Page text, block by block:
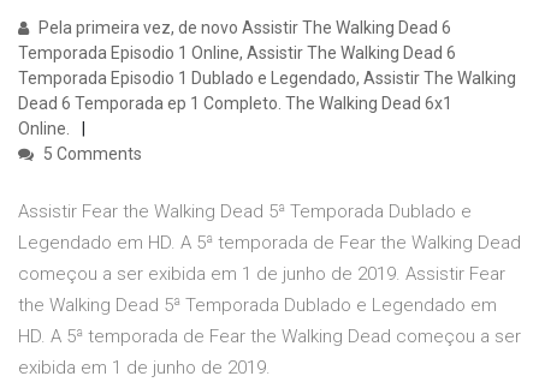
Pela primeira vez, de novo Assistir The Walking Dead 6
Temporada Episodio 1 Online, Assistir The Walking Dead 6
Temporada Episodio 1 Dublado e Legendado, Assistir The Walking
Dead 6 Temporada ep 1 Completo. The Walking Dead 6x1
Online.
5 Comments
Assistir Fear the Walking Dead 5ª Temporada Dublado e
Legendado em HD. A 5ª temporada de Fear the Walking Dead
começou a ser exibida em 1 de junho de 2019. Assistir Fear
the Walking Dead 5ª Temporada Dublado e Legendado em
HD. A 5ª temporada de Fear the Walking Dead começou a ser
exibida em 1 de junho de 2019.